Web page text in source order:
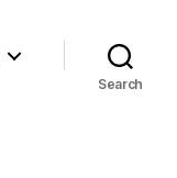
Search